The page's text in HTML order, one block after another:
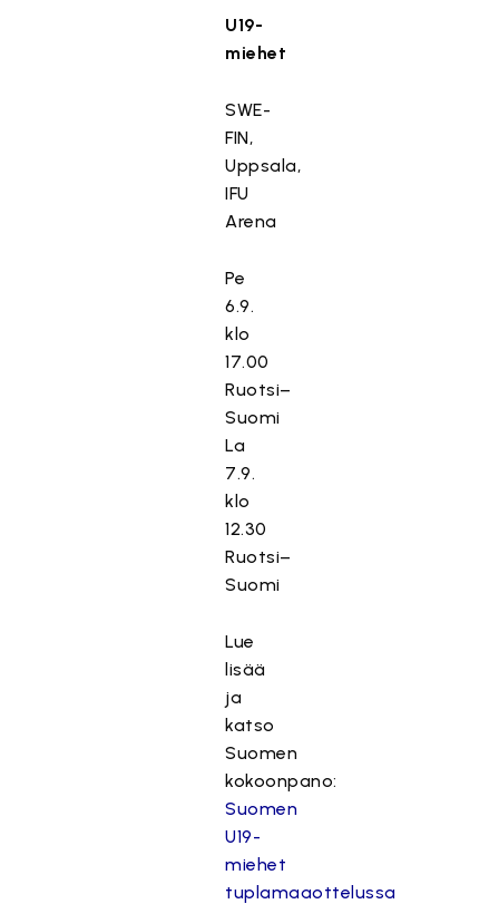
U19-
miehet
SWE-
FIN,
Uppsala,
IFU
Arena
Pe
6.9.
klo
17.00
Ruotsi–
Suomi
La
7.9.
klo
12.30
Ruotsi–
Suomi
Lue
lisää
ja
katso
Suomen
kokoonpano:
Suomen
U19-
miehet
tuplamaaottelussa